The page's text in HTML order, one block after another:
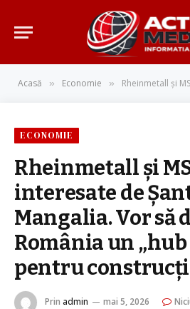
Acasă » Economie » Rheinmetall şi MSC sunt interesate de Şantierul
ECONOMIE
Rheinmetall şi
interesate de
Mangalia. Vor să
România un
pentru
Prin admin mai 5, 2026